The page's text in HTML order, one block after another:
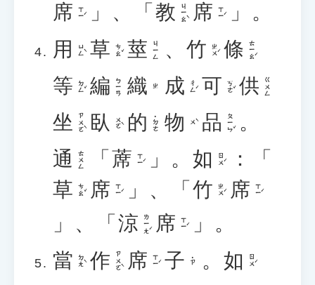
席 ㄒㄧˊ 」、「 教 ㄐㄧㄠˋ 席 ㄒㄧˊ
」。
用
ㄩㄥˋ 草 ㄘㄠˇ 莖 ㄐㄧㄥ 、 竹 ㄓㄨˊ 條 ㄊㄧㄠˊ
等 ㄉㄥˇ 編 ㄅㄧㄢ 織 ㄓ 成 ㄔㄥˊ 可 ㄎㄜˇ 供 ㄍㄨㄥ
坐 ㄗㄨㄛˋ 臥 ㄨㄛˋ 的 ˙ㄉㄜ 物 ㄨˋ 品 ㄆㄧㄣˇ 。
通 ㄊㄨㄥ 「 蓆 ㄒㄧˊ 」。 如 ㄖㄨˊ
：「
草 ㄘㄠˇ 席 ㄒㄧˊ 」、「 竹 ㄓㄨˊ 席 ㄒㄧˊ
」、「 涼 ㄌㄧㄤˊ 席 ㄒㄧˊ
」。
當 ㄉㄤˋ 作 ㄗㄨㄛˋ 席 ㄒㄧˊ 子 ˙ㄗ 。 如 ㄖㄨˊ